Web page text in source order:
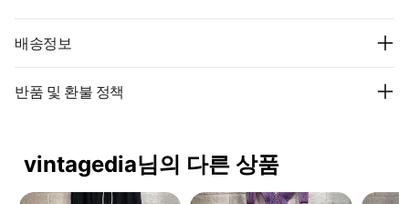
배송정보
반품 및 환불 정책
vintagedia님의 다른 상품